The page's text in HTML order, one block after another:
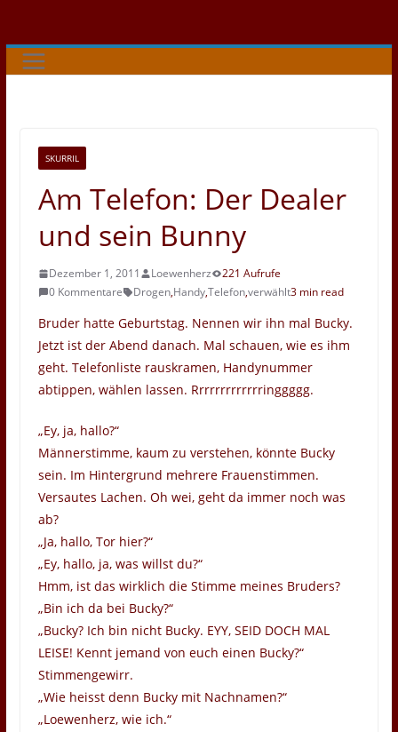
Inhalt
springen
SKURRIL
Am Telefon: Der Dealer
und sein Bunny
Dezember 1, 2011 Loewenherz
221 Aufrufe
0 Kommentare
Drogen,Handy,Telefon,verwählt3 min read
Bruder hatte Geburtstag. Nennen wir ihn mal Bucky.
Jetzt ist der Abend danach. Mal schauen, wie es ihm
geht. Telefonliste rauskramen, Handynummer
abtippen, wählen lassen. Rrrrrrrrrrrrringgggg.
„Ey, ja, hallo?“
Männerstimme, kaum zu verstehen, könnte Bucky
sein. Im Hintergrund mehrere Frauenstimmen.
Versautes Lachen. Oh wei, geht da immer noch was
ab?
„Ja, hallo, Tor hier?“
„Ey, hallo, ja, was willst du?“
Hmm, ist das wirklich die Stimme meines Bruders?
„Bin ich da bei Bucky?“
„Bucky? Ich bin nicht Bucky. EYY, SEID DOCH MAL
LEISE! Kennt jemand von euch einen Bucky?“
Stimmengewirr.
„Wie heisst denn Bucky mit Nachnamen?“
„Loewenherz, wie ich.“